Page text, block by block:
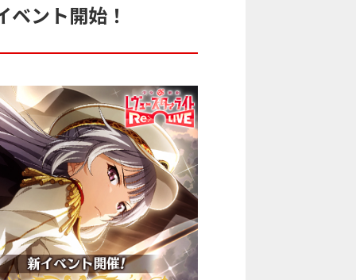
ント開始！